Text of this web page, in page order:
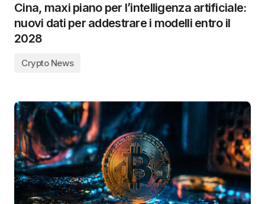
Cina, maxi piano per l’intelligenza artificiale:
nuovi dati per addestrare i modelli entro il
2028
Crypto News